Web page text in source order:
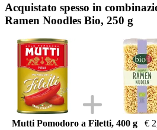
Acquistato spesso in
Ramen Noodles Bio, 250 g
Mutti Pomodoro a Filetti, 400 g €